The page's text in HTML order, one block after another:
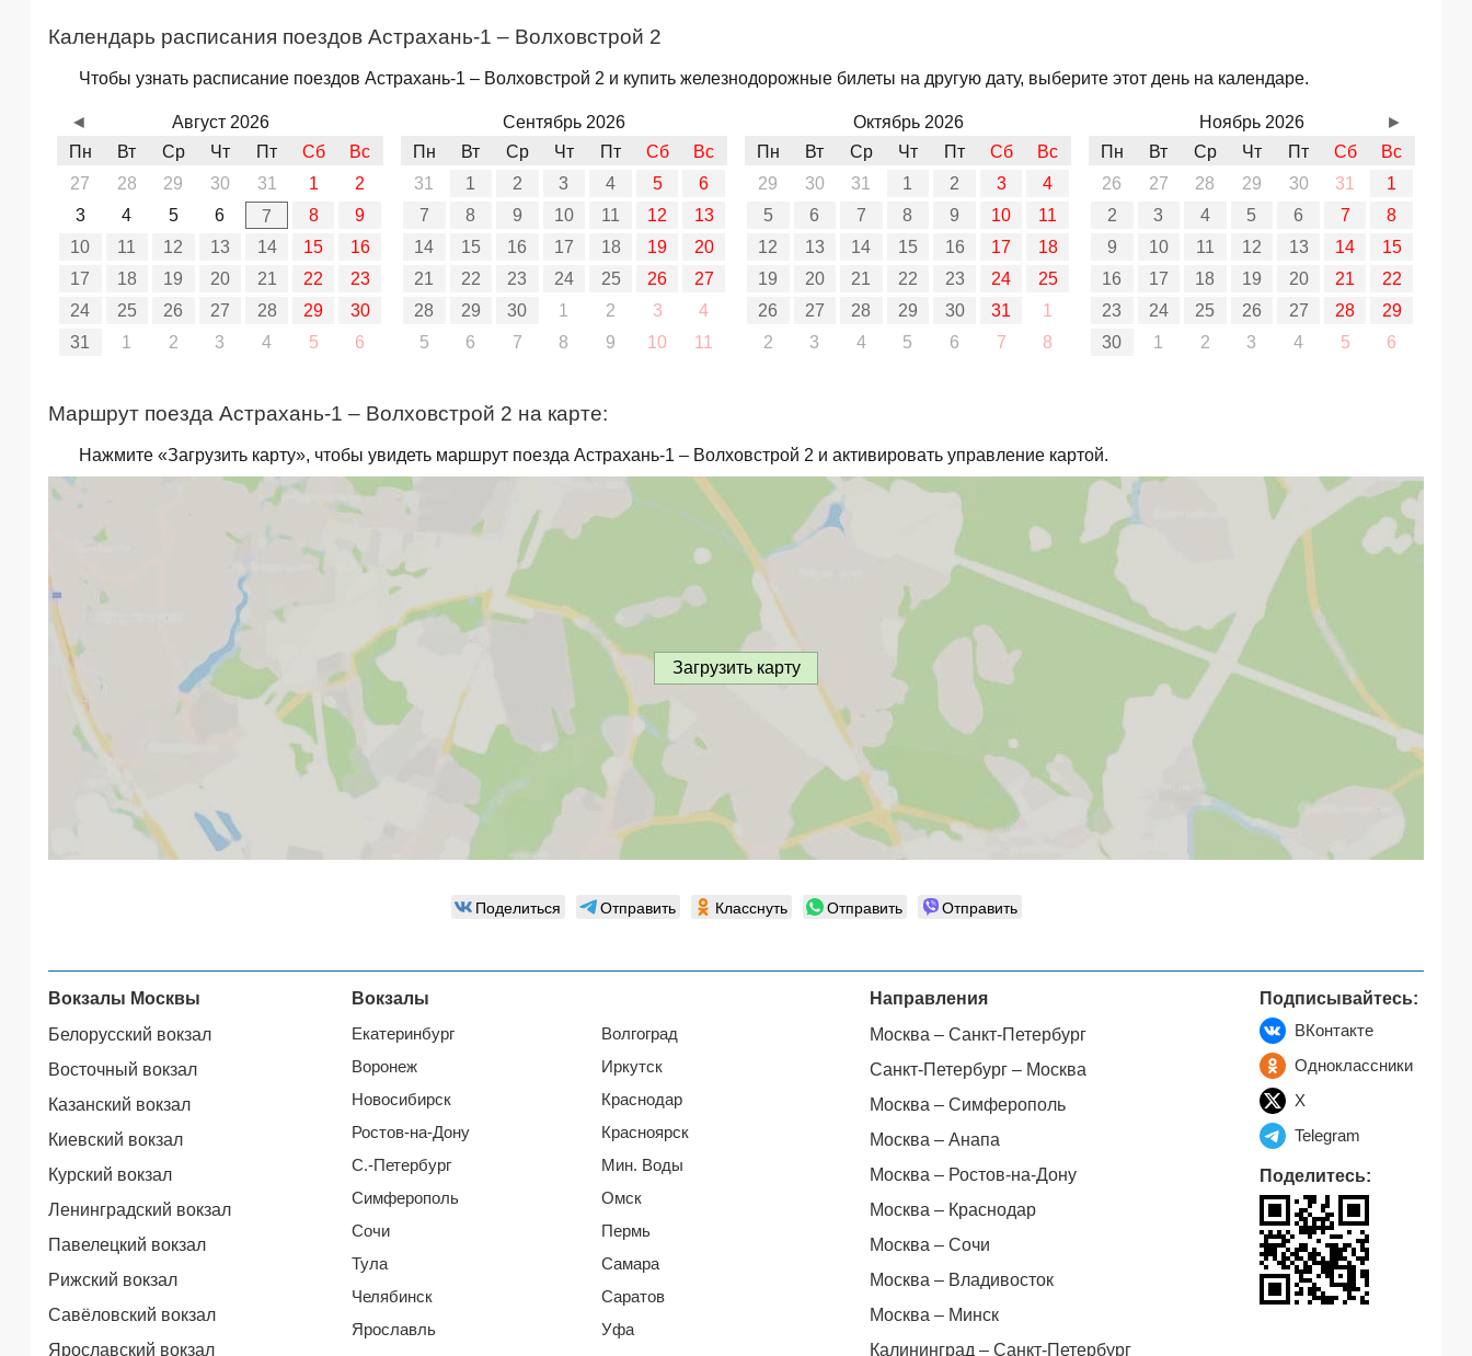
Календарь расписания поездов Астрахань-1 – Волховстрой 2
Чтобы узнать расписание поездов Астрахань-1 – Волховстрой 2 и купить железнодорожные билеты на другую дату, выберите этот день на календаре.
Август 2026
Пн
Вт Ср Чт Пт Сб
Вс
27
28 29 30 31 1
2
3
4 5 6 7 8
9
10
11 12 13 14 15
16
17
18 19 20 21 22
23
24
25 26 27 28 29
30
31
1 2 3 4 5 6
Сентябрь 2026
Пн
Вт Ср Чт Пт Сб
Вс
31
1 2 3 4 5
6
7
8 9 10 11 12
13
14
15 16 17 18 19
20
21
22 23 24 25 26
27
28
29 30 1 2 3
4
5
6 7 8 9 10 11
Октябрь 2026
Пн
Вт Ср Чт Пт Сб
Вс
29
30 31 1 2 3
4
5
6 7 8 9 10
11
12
13 14 15 16 17
18
19
20 21 22 23 24
25
26
27 28 29 30 31
1
2
3 4 5 6 7 8
Ноябрь 2026
Пн
Вт Ср Чт Пт Сб
Вс
26
27 28 29 30 31
1
2
3 4 5 6 7
8
9
10 11 12 13 14
15
16
17 18 19 20 21
22
23
24 25 26 27 28
29
30
1 2 3 4 5 6
◄ ►
Маршрут поезда Астрахань-1 – Волховстрой 2 на карте:
Нажмите «Загрузить карту», чтобы увидеть маршрут поезда Астрахань-1 – Волховстрой 2 и активировать управление картой.
Загрузить карту
Поделиться Отправить Класснуть Отправить Отправить
Вокзалы Москвы
Белорусский вокзал
Восточный вокзал
Казанский вокзал
Киевский вокзал
Курский вокзал
Ленинградский вокзал
Павелецкий вокзал
Рижский вокзал
Савёловский вокзал
Ярославский вокзал
Вокзалы
Екатеринбург
Воронеж
Новосибирск
Ростов-на-Дону
С.-Петербург
Симферополь
Сочи
Тула
Челябинск
Ярославль
Волгоград
Иркутск
Краснодар
Красноярск
Мин. Воды
Омск
Пермь
Самара
Саратов
Уфа
Направления
Москва – Санкт-Петербург
Санкт-Петербург – Москва
Москва – Симферополь
Москва – Анапа
Москва – Ростов-на-Дону
Москва – Краснодар
Москва – Сочи
Москва – Владивосток
Москва – Минск
Калининград – Санкт-Петербург
Подписывайтесь:
ВКонтакте
Одноклассники
X
Telegram
Поделитесь: